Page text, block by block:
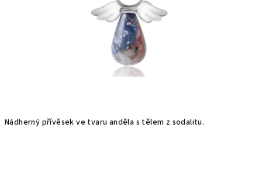
Nádherný přívěsek ve tvaru anděla s tělem z sodalitu.